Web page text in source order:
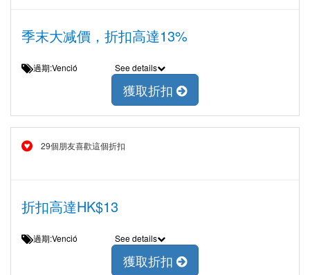
季末大减價，折扣高達13%
過期:Venció See details
獲取折扣
29個朋友喜歡這個折扣
折扣高達HK$13
過期:Venció See details
獲取折扣